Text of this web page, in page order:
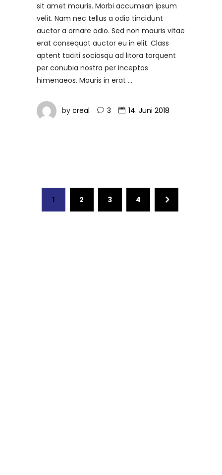
sit amet mauris. Morbi accumsan ipsum
velit. Nam nec tellus a odio tincidunt
auctor a ornare odio. Sed non mauris vitae
erat consequat auctor eu in elit. Class
aptent taciti sociosqu ad litora torquent
per conubia nostra per inceptos
himenaeos. Mauris in erat
by creal 3 14. Juni 2018
1 2 3 4